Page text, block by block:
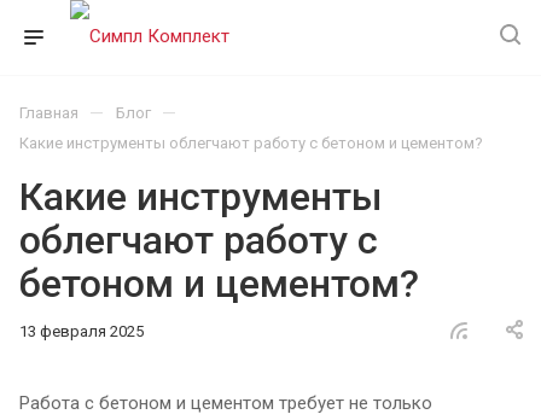
Главная — Блог —
Какие инструменты облегчают работу с бетоном и цементом?
Какие инструменты
облегчают работу с
бетоном и цементом?
13 февраля 2025
Работа с бетоном и цементом требует не только